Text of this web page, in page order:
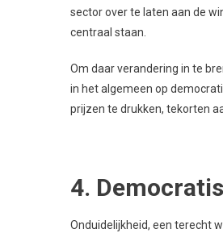
sector over te laten aan de
centraal staan.
Om daar verandering in te
in het algemeen op
prijzen te drukken, tekorten
4.
Onduidelijkheid, een terecht